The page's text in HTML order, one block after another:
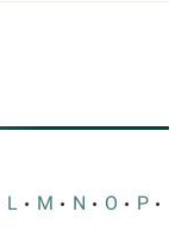
L M N O
P